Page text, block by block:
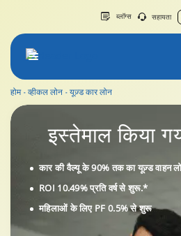
ब्लॉग्स सहायता
होम व्हीकल लोन यूज़्ड कार लोन
इस्तेमाल किया
कार की वैल्यू के 90% तक का यूज़्ड वाहन
ROI 10.49% प्रति वर्ष से शुरू.*
महिलाओं के लिए PF 0.5% से शुरू